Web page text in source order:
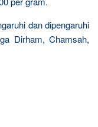
dan dipengaruhi
Dirham, Chamsah,